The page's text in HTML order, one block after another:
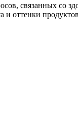
связанных со
и оттенки